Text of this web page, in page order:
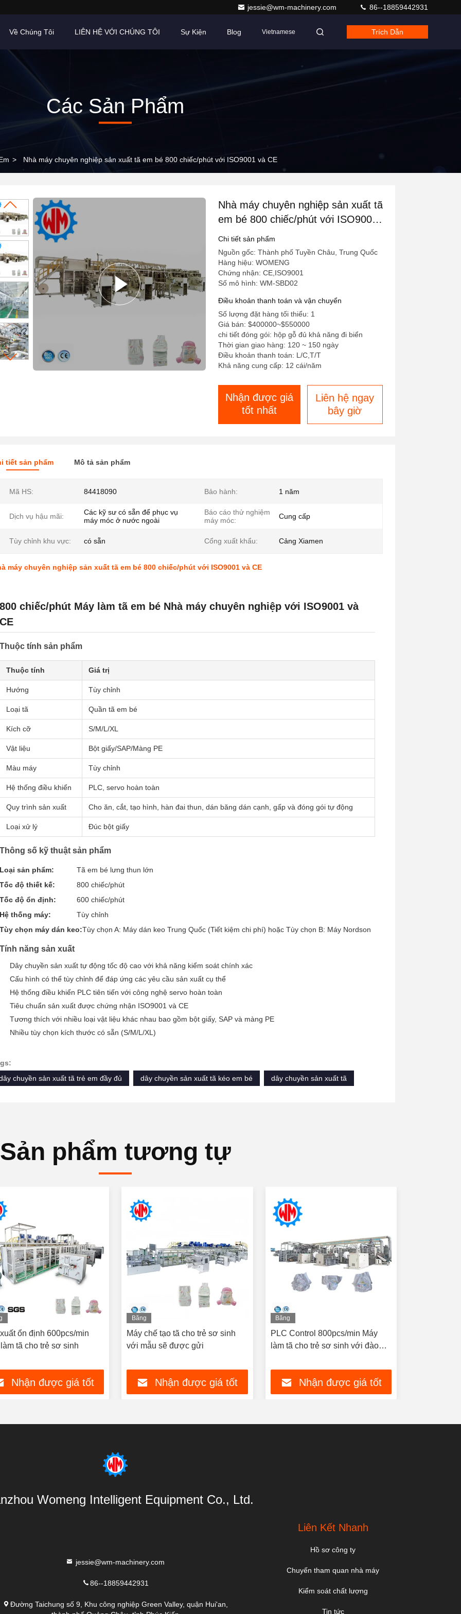
jessie@wm-machinery.com 86--18859442931
Về Chúng Tôi LIÊN HỆ VỚI CHÚNG TÔI Sự Kiện Blog Vietnamese Trích Dẫn
Các Sản Phẩm
> Nhà máy chuyên nghiệp sản xuất tã em bé 800 chiếc/phút với ISO9001 và CE
Nhà máy chuyên nghiệp sản xuất tã
em bé 800 chiếc/phút với ISO9001
và CE
Chi tiết sản phẩm
Nguồn gốc: Thành phố Tuyền Châu, Trung Quốc
Hàng hiệu: WOMENG
Chứng nhận: CE,ISO9001
Số mô hình: WM-SBD02
Điều khoản thanh toán và vận chuyển
Số lượng đặt hàng tối thiểu: 1
Giá bán: $400000~$550000
chi tiết đóng gói: hộp gỗ đủ khả năng đi biển
Thời gian giao hàng: 120 ~ 150 ngày
Điều khoản thanh toán: L/C,T/T
Khả năng cung cấp: 12 cái/năm
Nhận được giá
tốt nhất
Liên hệ ngay
bây giờ
tiết sản phẩm Mô tả sản phẩm
Mã HS: 84418090 Bảo hành: 1 năm
Dịch vụ hậu mãi:
Các kỹ sư có sẵn để phục vụ
máy móc ở nước ngoài
Báo cáo thử nghiệm
máy móc:
Cung cấp
Tùy chỉnh khu vực: có sẵn Cổng xuất khẩu: Cảng Xiamen
máy chuyên nghiệp sản xuất tã em bé 800 chiếc/phút với ISO9001 và CE
800 chiếc/phút Máy làm tã em bé Nhà máy chuyên nghiệp với ISO9001 và
CE
Thuộc tính sản phẩm
Thuộc tính Giá trị
Hướng Tùy chỉnh
Loại tã Quần tã em bé
Kích cỡ S/M/L/XL
Vật liệu Bột giấy/SAP/Màng PE
Màu máy Tùy chỉnh
Hệ thống điều khiển PLC, servo hoàn toàn
Quy trình sản xuất Cho ăn, cắt, tạo hình, hàn đai thun, dán băng dán cạnh, gấp và đóng gói tự động
Loại xử lý Đúc bột giấy
Thông số kỹ thuật sản phẩm
Loại sản phẩm:
Tã em bé lưng thun lớn
Tốc độ thiết kế:
800 chiếc/phút
Tốc độ ổn định:
600 chiếc/phút
Hệ thống máy:
Tùy chỉnh
Tùy chọn máy dán keo:Tùy chọn A: Máy dán keo Trung Quốc (Tiết kiệm chi phí) hoặc Tùy chọn B: Máy Nordson
Tính năng sản xuất
Dây chuyền sản xuất tự động tốc độ cao với khả năng kiểm soát chính xác
Cấu hình có thể tùy chỉnh để đáp ứng các yêu cầu sản xuất cụ thể
Hệ thống điều khiển PLC tiên tiến với công nghệ servo hoàn toàn
Tiêu chuẩn sản xuất được chứng nhận ISO9001 và CE
Tương thích với nhiều loại vật liệu khác nhau bao gồm bột giấy, SAP và màng PE
Nhiều tùy chọn kích thước có sẵn (S/M/L/XL)
chuyền sản xuất tã trẻ em đầy đủ
dây chuyền sản xuất tã kéo em bé dây chuyền sản xuất tã
Sản phẩm tương tự
ổn định 600pcs/min
tã cho trẻ sơ sinh
Nhận được giá tốt
Băng
hình
Máy chế tạo tã cho trẻ sơ sinh
với mẫu sẽ được gửi
Nhận được giá tốt
Băng
hình
PLC Control 800pcs/min Máy
làm tã cho trẻ sơ sinh với đào
Nhận được giá tốt
Womeng Intelligent Equipment Co., Ltd.
jessie@wm-machinery.com
86--18859442931
Đường Taichung số 9, Khu công nghiệp Green Valley, quận Hui'an,
Liên Kết Nhanh
Hồ sơ công ty
Chuyến tham quan nhà máy
Kiểm soát chất lượng
Tin tức